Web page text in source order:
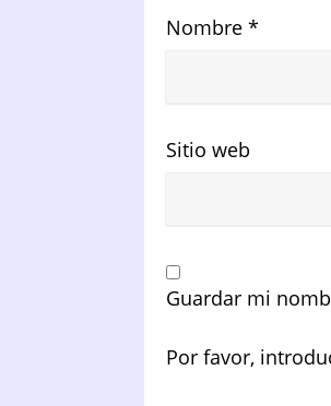
Nombre *
Sitio web
Guardar mi
Por favor,